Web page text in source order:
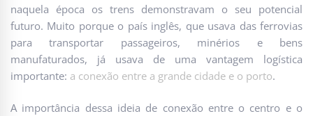
naquela época os trens demonstravam o seu potencial
futuro. Muito porque o país inglês, que usava das ferrovias
para transportar passageiros, minérios e bens
manufaturados, já usava de uma vantagem logística
importante: a conexão entre a grande cidade e o porto.
A importância dessa ideia de conexão entre o centro e o